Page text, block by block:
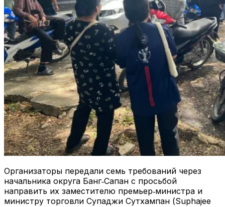
Организаторы передали семь требований через
начальника округа Банг‑Сапан с просьбой
направить их заместителю премьер‑министра и
министру торговли Супаджи Сутхампан (Suphajee